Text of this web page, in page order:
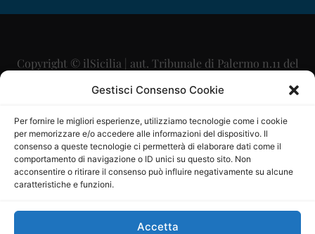
Gestisci Consenso Cookie
Per fornire le migliori esperienze, utilizziamo tecnologie come i cookie
per memorizzare e/o accedere alle informazioni del dispositivo. Il
consenso a queste tecnologie ci permetterà di elaborare dati come il
comportamento di navigazione o ID unici su questo sito. Non
acconsentire o ritirare il consenso può influire negativamente su alcune
caratteristiche e funzioni.
Accetta
Copyright © ilSicilia | aut. Tribunale di Palermo n.11 del
29/09/2015
Direttore Editoriale: Maurizio Scaglione
Direttore Responsabile: Maria Calabrese
P.IVA: 06334930820